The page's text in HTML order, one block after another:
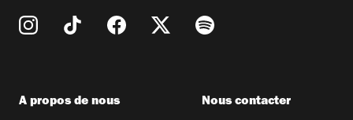
A propos de nous Nous contacter